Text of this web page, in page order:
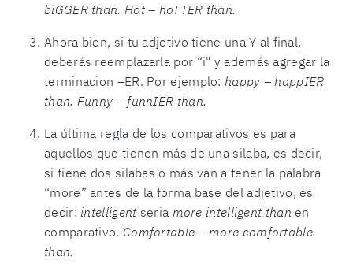
biGGER than. Hot – hoTTER than.
Ahora bien, si tu adjetivo tiene una Y al final,
deberás reemplazarla por “i" y además agregar la
terminacion –ER. Por ejemplo: happy – happIER
than. Funny – funnIER than.
La última regla de los comparativos es para
aquellos que tienen más de una silaba, es decir,
si tiene dos silabas o más van a tener la palabra
“more” antes de la forma base del adjetivo, es
decir: intelligentseria more intelligent than en
comparativo. Comfortable – more comfortable
than.